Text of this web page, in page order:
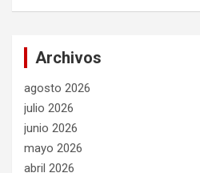
Archivos
agosto 2026
julio 2026
junio 2026
mayo 2026
abril 2026